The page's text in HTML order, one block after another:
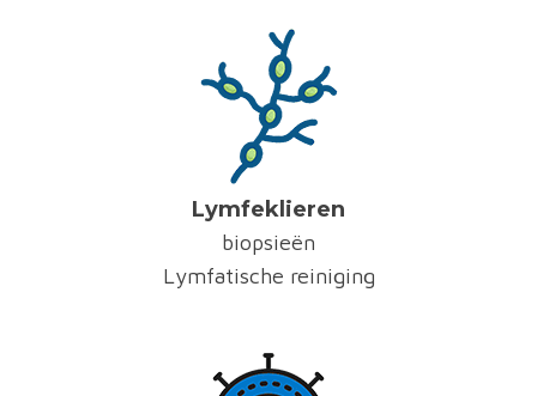
Lymfeklieren
biopsieën
Lymfatische reiniging